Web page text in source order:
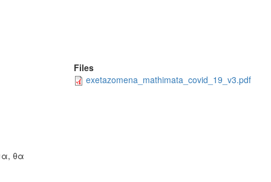
θα
Files
exetazomena_mathimata_covid_19_v3.pdf